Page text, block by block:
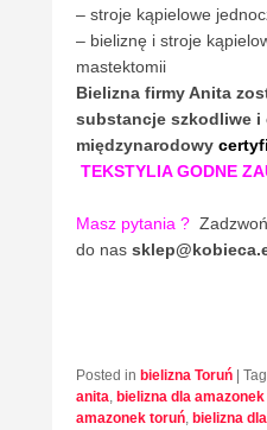
– stroje kąpielowe
– bieliznę i stroje
mastektomii
Bielizna firmy Anita
substancje szkodliwe i
międzynarodowy
TEKSTYLIA GODNE
Masz pytania ? Zadzwoń
do nas
Posted in bielizna Toruń
anita, bielizna dla
amazonek toruń, bielizna